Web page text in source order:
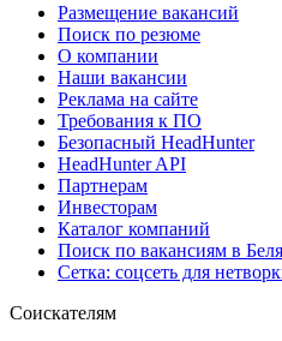
Размещение вакансий
Поиск по резюме
О компании
Наши вакансии
Реклама на сайте
Требования к ПО
Безопасный HeadHunter
HeadHunter API
Партнерам
Инвесторам
Каталог компаний
Поиск по вакансиям в
Сетка: соцсеть для
Соискателям